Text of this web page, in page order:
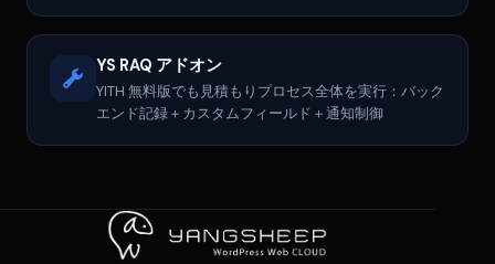
YS RAQ アドオン
YITH 無料版でも見積もりプロセス全体を実行：バック
エンド記録＋カスタムフィールド＋通知制御